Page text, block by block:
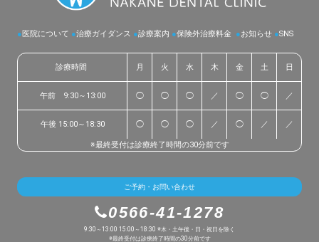
● 医院について ●治療ガイダンス ●診療案内 ●保険外治療料金 ●お知らせ ●SNS
診療時間 月 火 水 木 金 土 日
午前 9:30～13:00 ◯ ◯ ◯ ／ ◯ ◯ ／
午後 15:00～18:30 ◯ ◯ ◯ ／ ◯ ／ ／
※最終受付は診療終了時間の30分前です
ご予約・お問い合わせ
0566-41-1278
9:30～13:00 15:00～18:30 ※木・土午後・日・祝日を除く
※最終受付は診療終了時間の30分前です